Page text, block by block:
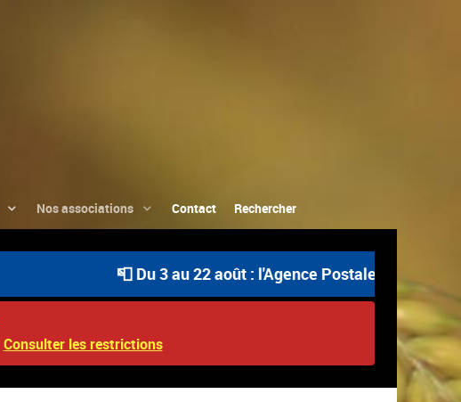
Nos associations Contact Rechercher
📮 Du 3 au 22 août : l'Agence Postale Communale
Consulter les restrictions